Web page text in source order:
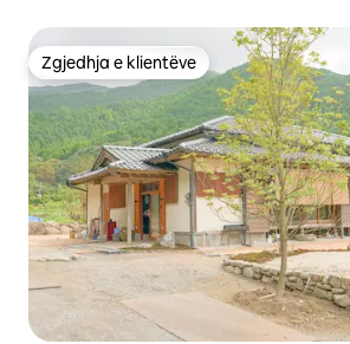
Zgjedhja e klientëve
Zgjedhja e klientëve